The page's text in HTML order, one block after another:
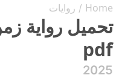
Home
/ روايات
تحميل رواية
pdf
2025